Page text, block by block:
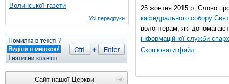
Волинської газети
Усі передруки
Сайт нашої Церкви
25 жовтня 2015 р. Слово
кафедрального собору
волонтерам, які
інформаційної служби
Скопіювати файл